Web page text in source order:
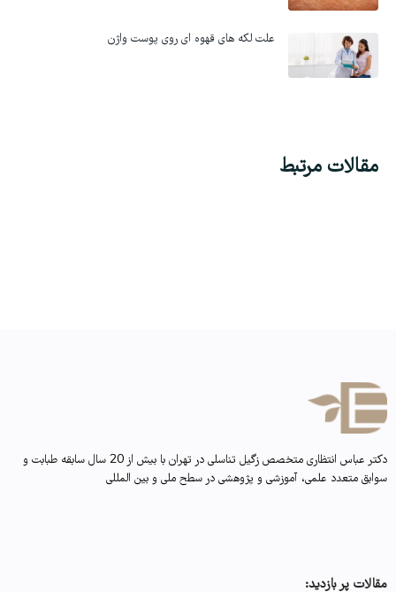
علت لکه های قهوه ای روی پوست واژن
مقالات مرتبط
دکتر عباس انتظاری متخصص زگیل تناسلی در تهران با بیش از 20 سال سابقه طبابت و
سوابق متعدد علمی، آموزشی و پژوهشی در سطح ملی و بین المللی
مقالات پر بازدید: